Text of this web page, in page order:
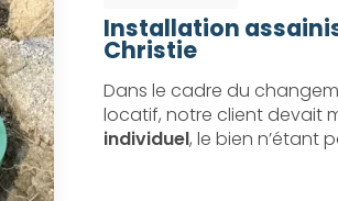
Installation
Christie
Dans le cadre du
locatif, notre client devait
individuel, le bien n’étant